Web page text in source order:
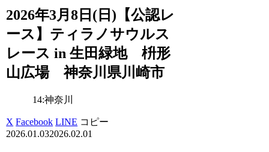
2026年3月8日(日)【公認レ
ース】ティラノサウルス
レース in 生田緑地 枡形
山広場 神奈川県川崎市
14:神奈川
X Facebook LINE コピー
2026.01.032026.02.01